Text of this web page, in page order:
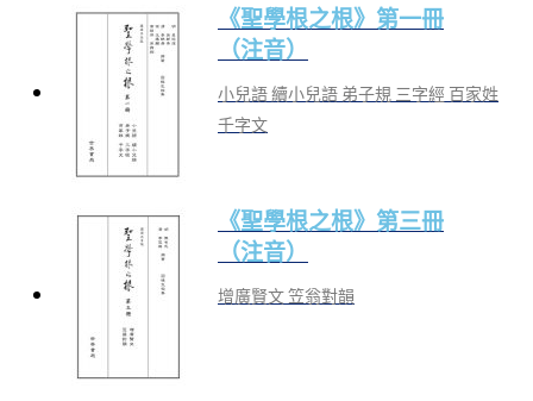
《聖學根之根》第一冊
（注音）
小兒語 續小兒語 弟子規 三字經 百家姓
千字文
《聖學根之根》第三冊
（注音）
增廣賢文 笠翁對韻